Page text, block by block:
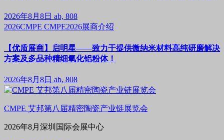
2026年8月8日 ab, 808
2026CMPE CMPE2026展商介绍
【优质展商】启明星——致力于提供微纳米材料高纯研磨解决
方案及多品种精细氧化铝粉体！
2026年8月8日 ab, 808
CMPE 艾邦第八届精密陶瓷产业链展览会
2026年8月深圳国际会展中心